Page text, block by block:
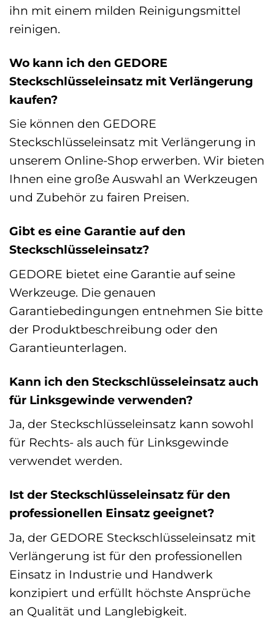
ihn mit einem milden Reinigungsmittel
reinigen.
Wo kann ich den GEDORE
Steckschlüsseleinsatz mit Verlängerung
kaufen?
Sie können den GEDORE
Steckschlüsseleinsatz mit Verlängerung in
unserem Online-Shop erwerben. Wir bieten
Ihnen eine große Auswahl an Werkzeugen
und Zubehör zu fairen Preisen.
Gibt es eine Garantie auf den
Steckschlüsseleinsatz?
GEDORE bietet eine Garantie auf seine
Werkzeuge. Die genauen
Garantiebedingungen entnehmen Sie bitte
der Produktbeschreibung oder den
Garantieunterlagen.
Kann ich den Steckschlüsseleinsatz auch
für Linksgewinde verwenden?
Ja, der Steckschlüsseleinsatz kann sowohl
für Rechts- als auch für Linksgewinde
verwendet werden.
Ist der Steckschlüsseleinsatz für den
professionellen Einsatz geeignet?
Ja, der GEDORE Steckschlüsseleinsatz mit
Verlängerung ist für den professionellen
Einsatz in Industrie und Handwerk
konzipiert und erfüllt höchste Ansprüche
an Qualität und Langlebigkeit.